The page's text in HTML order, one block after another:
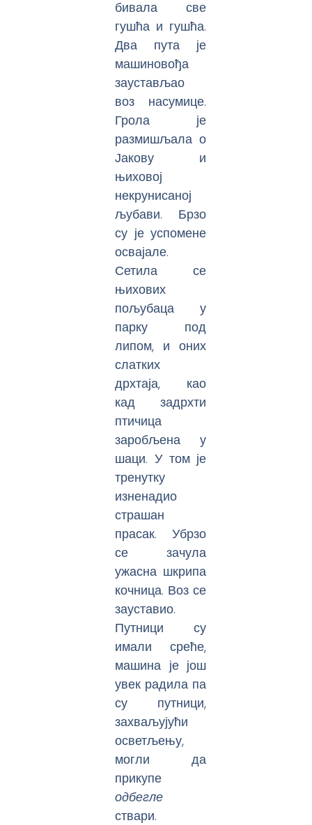
бивала све
гушћа и гушћа.
Два пута је
машиновођа
заустављао
воз насумице.
Грола је
размишљала о
Јакову и
њиховој
некрунисаној
љубави. Брзо
су је успомене
освајале.
Сетила се
њихових
пољубаца у
парку под
липом, и оних
слатких
дрхтаја, као
кад задрхти
птичица
заробљена у
шаци. У том је
тренутку
изненадио
страшан
прасак. Убрзо
се зачула
ужасна шкрипа
кочница. Воз се
зауставио.
Путници су
имали среће,
машина је још
увек радила па
су путници,
захваљујући
осветљењу,
могли да
прикупе
одбегле
ствари.